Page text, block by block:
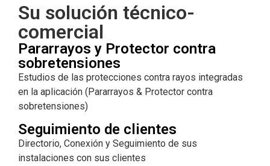
Su solución técnico-
comercial
Pararrayos y Protector contra
sobretensiones
Estudios de las protecciones contra rayos integradas
en la aplicación (Pararrayos & Protector contra
sobretensiones)
Seguimiento de clientes
Directorio, Conexión y Seguimiento de sus
instalaciones con sus clientes